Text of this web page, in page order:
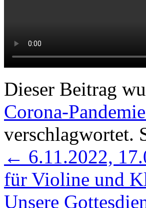
Dieser Beitrag
Corona-
verschlagwortet.
← 6.11.2022,
für Violine und
Unsere